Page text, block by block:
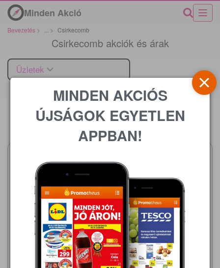
Minden Akció
Bevezetés > > Csirkecomb
Csirkecomb akciók és árak
Üzletek
Ár
MINDEN AKCIÓS
ÚJSÁGOK EGYETLEN
APPBAN!